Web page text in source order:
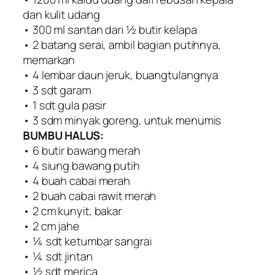
dan kulit udang
• 300 ml santan dari ½ butir kelapa
• 2 batang serai, ambil bagian putihnya,
memarkan
• 4 lembar daun jeruk, buangtulangnya
• 3 sdt garam
• 1 sdt gula pasir
• 3 sdm minyak goreng, untuk menumis
BUMBU HALUS:
• 6 butir bawang merah
• 4 siung bawang putih
• 4 buah cabai merah
• 2 buah cabai rawit merah
• 2 cm kunyit, bakar
• 2 cm jahe
• ¼ sdt ketumbar sangrai
• ¼ sdt jintan
• ½ sdt merica